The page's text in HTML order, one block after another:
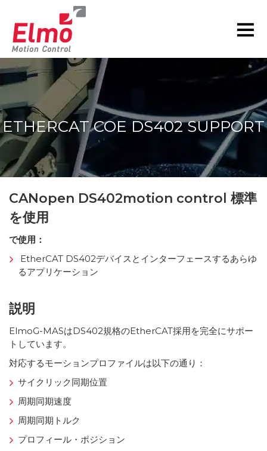
ETHERCAT COE DS402 SUPPORT
CANopen DS402motion control 標準
を使用
で使用：
EtherCAT DS402デバイスとインターフェースするあらゆ
るアプリケーション
説明
ElmoG-MASはDS402規格のEtherCAT採用を完全にサポー
トしています。
対応するモーションプロファイルは以下の通り：
サイクリック同期位置
周期同期速度
周期同期トルク
プロフィール・ポジション